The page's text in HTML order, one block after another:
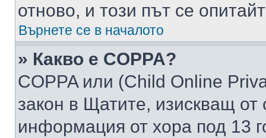
отново, и този път се
Върнете се в началото
» Какво е COPPA?
COPPA или (Child Online
закон в Щатите, изискващ от
информация от хора под 13